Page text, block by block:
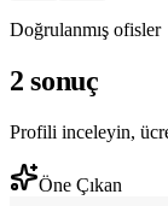
Doğrulanmış ofisler
2 sonuç
Profili inceleyin,
Öne Çıkan